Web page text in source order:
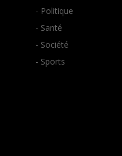
- Politique
- Santé
- Société
- Sports